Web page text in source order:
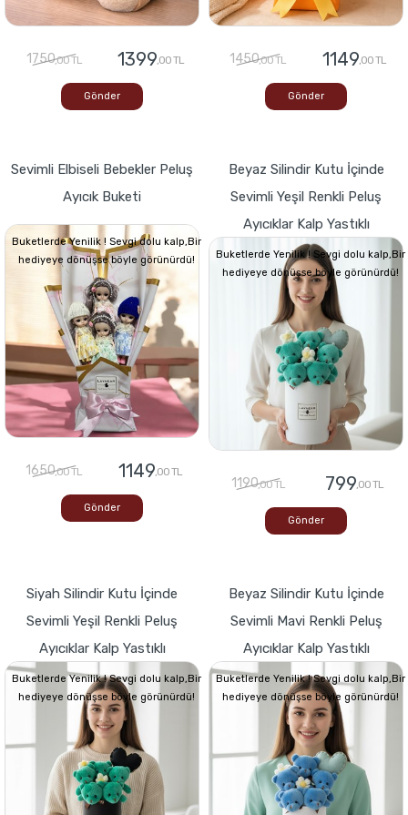
1750,00 TL 1399,00 TL
Gönder
1450,00 TL 1149,00 TL
Gönder
Sevimli Elbiseli Bebekler Peluş
Ayıcık Buketi
Buketlerde Yenilik ! Sevgi dolu kalp,Bir
hediyeye dönüşse böyle görünürdü!
1650,00 TL 1149,00 TL
Gönder
Beyaz Silindir Kutu İçinde
Sevimli Yeşil Renkli Peluş
Ayıcıklar Kalp Yastıklı
Buketlerde Yenilik ! Sevgi dolu kalp,Bir
hediyeye dönüşse böyle görünürdü!
1190,00 TL 799,00 TL
Gönder
Siyah Silindir Kutu İçinde
Sevimli Yeşil Renkli Peluş
Ayıcıklar Kalp Yastıklı
Buketlerde Yenilik ! Sevgi dolu kalp,Bir
hediyeye dönüşse böyle görünürdü!
Beyaz Silindir Kutu İçinde
Sevimli Mavi Renkli Peluş
Ayıcıklar Kalp Yastıklı
Buketlerde Yenilik ! Sevgi dolu kalp,Bir
hediyeye dönüşse böyle görünürdü!